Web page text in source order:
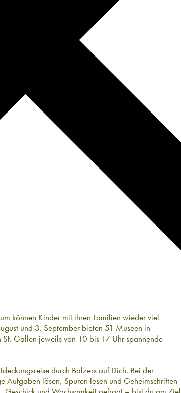
können Kinder mit ihren Familien wieder viel
und 3. September bieten 51 Museen in
St. Gallen jeweils von 10 bis 17 Uhr spannende
durch Balzers auf Dich. Bei der
Aufgaben lösen, Spuren lesen und Geheimschriften